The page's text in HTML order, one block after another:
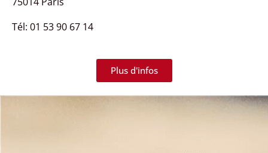
Tél: 01 53 90 67 14
Plus d'infos